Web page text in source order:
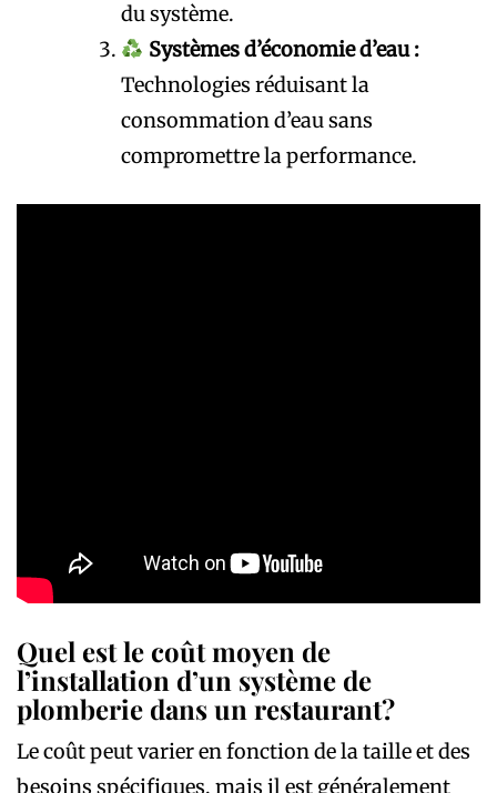
du système.
Systèmes d’économie d’eau :
Technologies réduisant la
consommation d’eau sans
compromettre la performance.
Quel est le coût moyen de
l’installation d’un système de
plomberie dans un restaurant?
Le coût peut varier en fonction de la taille et des
besoins spécifiques, mais il est généralement